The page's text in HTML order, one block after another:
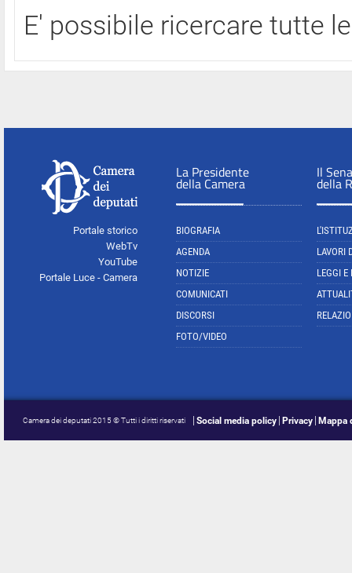
E' possibile ricercare tutte
Portale storico
WebTv
YouTube
Portale Luce - Camera
La Presidente
della Camera
BIOGRAFIA
AGENDA
NOTIZIE
COMUNICATI
DISCORSI
FOTO/VIDEO
Il
della
LAVORI
LEGGI E
Camera dei deputati 2015 © Tutti i diritti riservati Social media policy Privacy Mappa